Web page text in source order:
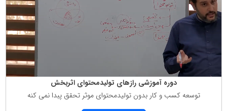
دوره آموزشی رازهای تولیدمحتوای اثربخش
توسعه كسب و كار بدون تولیدمحتوای موثر تحقق پبدا نمی كنه